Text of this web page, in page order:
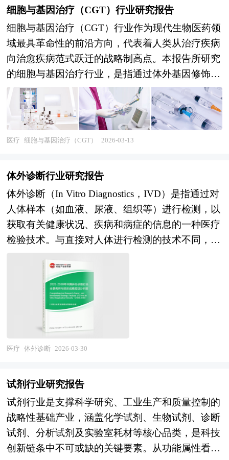
细胞与基因治疗（CGT）行业研究报告
细胞与基因治疗（CGT）行业作为现代生物医药领
域最具革命性的前沿方向，代表着人类从治疗疾病
向治愈疾病范式跃迁的战略制高点。本报告所研究
的细胞与基因治疗行业，是指通过体外基因修饰、
细胞工程化改造或体内基因编辑等先进技术手段，
将功能性遗传物质或活细胞导入患者体内，以实现
治疗性蛋白表达、基因功能修复或免疫效应增强的
颠覆性医疗技术产业，涵盖CAR-T细胞治疗、基因
毒载体工程、细胞制造工艺及临床转化医学等多个
尖端领域，具有技术迭代极快、研发风险极高、生
产工艺复杂、监管要求严苛及伦理敏感性显著等典
型特征。随着人类对疾病分子机制认知的深化与生
物制造技术的突破，CGT已从实验室概念验证快速
病孤儿药向肿瘤、自身免疫疾病及慢性病等广阔适
应症领域深度拓展，成为全球医药创新竞争的战略
要地。 本研究咨询报告由中研普华咨询公司领衔
撰写，在大量周密的市场调研基础上，主要依据了
国家统计局、国家商务部、国家发改委、国家经济
信息中心、国务院发展研究中心、国家海关总署、
行业研究网、全国及海外相关报刊杂志的基础信息
以及细胞与基因治疗（CGT）行业研究单位等公布
和提供的大量资料。报告对我国细胞与基因治疗
（CGT）行业的供需状况、发展现状、子行业发展
变化等进行了分析，重点分析了国内外细胞与基因
医疗 细胞与基因治疗（CGT） 2026-03-13
体外诊断行业研究报告
体外诊断（In Vitro Diagnostics，IVD）是指通过对
人体样本（如血液、尿液、组织等）进行检测，以
获取有关健康状况、疾病和病症的信息的一种医疗
检验技术。与直接对人体进行检测的技术不同，体
断，具有检测速度快、非侵入性强、费用低廉等优
点。近年来，随着科学技术的不断进步和人们对健
康需求的增加，体外诊断技术在医疗领域得到了广
泛应用，成为疾病预防、诊断、治疗监测、预后判
断、预测和健康评价的重要环节。 目前，体外诊
断行业已发展成为一个相对成熟的规模产业，涵盖
等多种技术方法。在临床应用方面，体外诊断技术
血管疾病检测、免疫性疾病检测等多个领域。未
来，体外诊断技术的发展将更加注重早期诊断、精
准医疗和智能化检测。通过技术的不断进步，体外
诊断将能够实现更多疾病的早期发现和精准治疗，
医疗 体外诊断 2026-03-30
试剂行业研究报告
试剂行业是支撑科学研究、工业生产和质量控制的
战略性基础产业，涵盖化学试剂、生物试剂、诊断
试剂、分析试剂及实验室耗材等核心品类，是科技
创新链条中不可或缺的关键要素。从功能属性看，